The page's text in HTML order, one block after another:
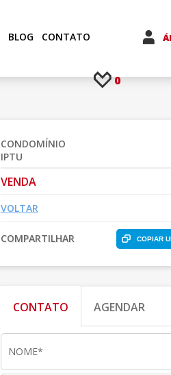
BLOG CONTATO
0
CONDOMÍNIO
IPTU
VENDA
VOLTAR
COMPARTILHAR COPIAR
CONTATO AGENDAR